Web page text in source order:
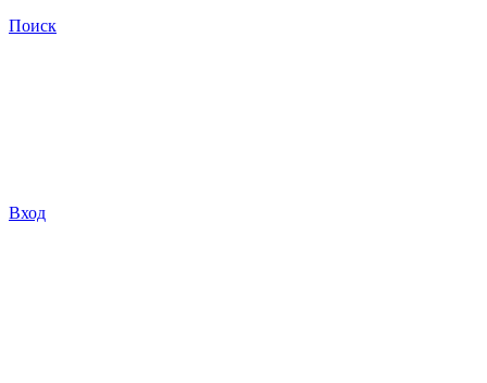
Поиск
Вход